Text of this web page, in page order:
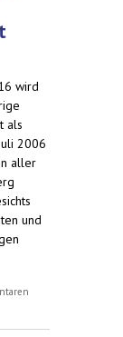
wird
als
2006
aller
und